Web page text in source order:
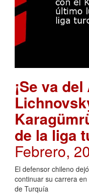
¡Se va
de la liga
Febrero,
El defensor chileno
continuar su carrera
de Turquía